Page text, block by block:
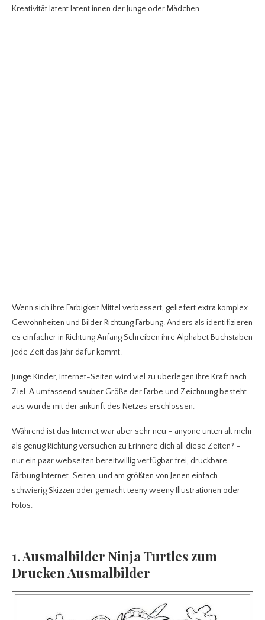
Kreativität latent latent innen der Junge oder Mädchen.
Wenn sich ihre Farbigkeit Mittel verbessert, geliefert extra komplex
Gewohnheiten und Bilder Richtung Färbung. Anders als identifizieren
es einfacher in Richtung Anfang Schreiben ihre Alphabet Buchstaben
jede Zeit das Jahr dafür kommt.
Junge Kinder, Internet-Seiten wird viel zu überlegen ihre Kraft nach
Ziel. A umfassend sauber Größe der Farbe und Zeichnung besteht
aus wurde mit der ankunft des Netzes erschlossen.
Während ist das Internet war aber sehr neu – anyone unten alt mehr
als genug Richtung versuchen zu Erinnere dich all diese Zeiten? –
nur ein paar webseiten bereitwillig verfügbar frei, druckbare
Färbung Internet-Seiten, und am größten von Jenen einfach
schwierig Skizzen oder gemacht teeny weeny Illustrationen oder
Fotos.
1. Ausmalbilder Ninja Turtles zum
Drucken Ausmalbilder